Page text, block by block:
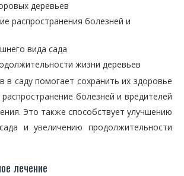
деревьев
распространения болезней и
вида сада
жизни деревьев
в саду помогает сохранить их здоровье
болезней и вредителей
Это также способствует улучшению
и увеличению продолжительности
лечение